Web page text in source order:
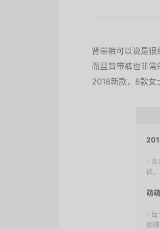
背带裤可以说是很
而且背带裤也非
2018新款，8款女
- 炎
裤
萌
- 每
蝴